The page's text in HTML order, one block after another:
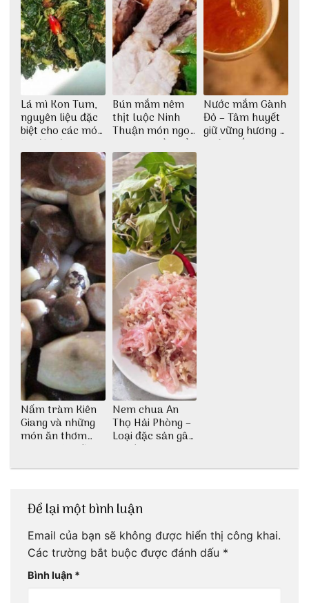
Lá mì Kon Tum,
nguyên liệu đặc
biệt cho các món
ăn độc đáo
Bún mắm nêm
thịt luộc Ninh
Thuận món ngon
dân dã miền biển
Nước mắm Gành
Đỏ – Tâm huyết
giữ vững hương vị
nước mắm sau
Nấm tràm Kiên
Giang và những
món ăn thơm
ngon khó cưỡng
Nem chua An
Thọ Hải Phòng –
Loại đặc sản gây
nghiện
Để lại một bình luận
Email của bạn sẽ không được hiển thị công khai.
Các trường bắt buộc được đánh dấu *
Bình luận *